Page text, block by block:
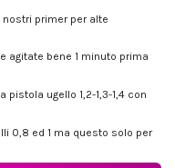
primer per alte
agitate bene 1 minuto prima
ugello 1,2-1,3-1,4 con
0,8 ed 1 ma questo solo per